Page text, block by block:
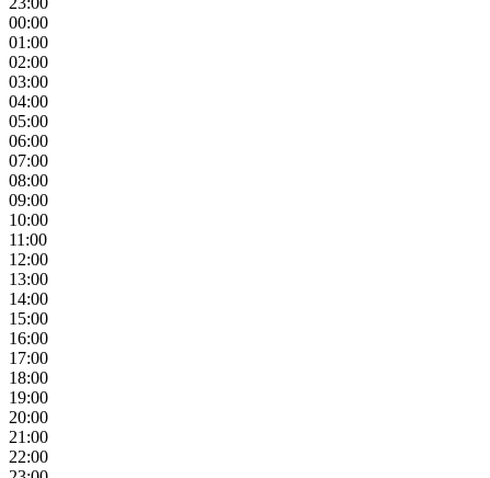
00:00
01:00
02:00
03:00
04:00
05:00
06:00
07:00
08:00
09:00
10:00
11:00
12:00
13:00
14:00
15:00
16:00
17:00
18:00
19:00
20:00
21:00
22:00